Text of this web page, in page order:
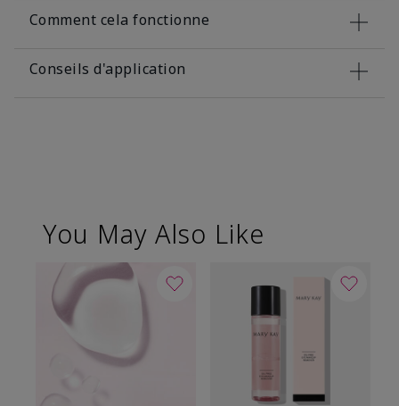
Comment cela fonctionne
Conseils d'application
You May Also Like